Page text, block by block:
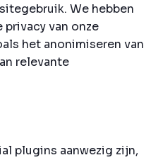
We hebben
van onze
het anonimiseren van
relevante
plugins aanwezig zijn,